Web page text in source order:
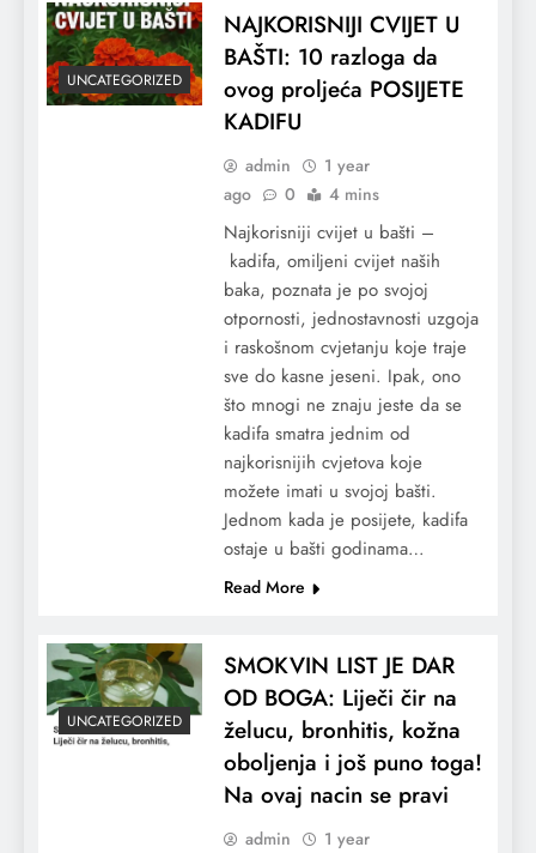
UNCATEGORIZED
NAJKORISNIJI CVIJET U
BAŠTI: 10 razloga da
ovog proljeća POSIJETE
KADIFU
admin
1 year
ago
0 4 mins
Najkorisniji cvijet u bašti –
kadifa, omiljeni cvijet naših
baka, poznata je po svojoj
otpornosti, jednostavnosti uzgoja
i raskošnom cvjetanju koje traje
sve do kasne jeseni. Ipak, ono
što mnogi ne znaju jeste da se
kadifa smatra jednim od
najkorisnijih cvjetova koje
možete imati u svojoj bašti.
Jednom kada je posijete, kadifa
ostaje u bašti godinama…
Read More
UNCATEGORIZED
SMOKVIN LIST JE DAR
OD BOGA: Liječi čir na
želucu, bronhitis, kožna
oboljenja i još puno toga!
Na ovaj nacin se pravi
admin
1 year